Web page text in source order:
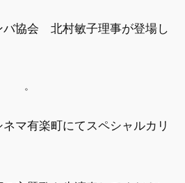
バ協会 北村敏子理事が登場し
。
マ有楽町にてスペシャルカリ